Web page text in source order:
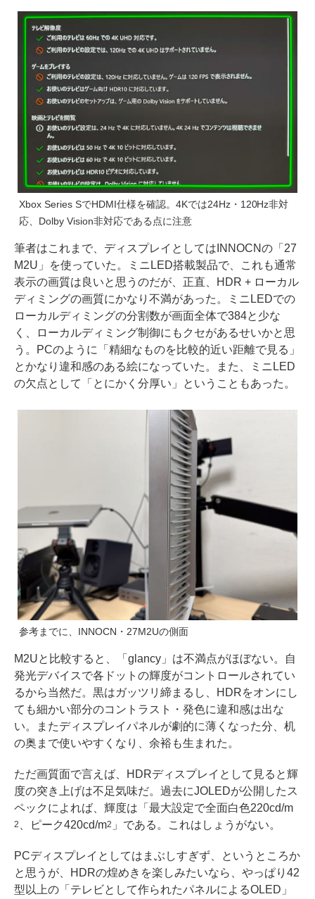
Xbox Series SでHDMI仕様を確認。4Kでは24Hz・120Hz非対
応、Dolby Vision非対応である点に注意
筆者はこれまで、ディスプレイとしてはINNOCNの「27
M2U」を使っていた。ミニLED搭載製品で、これも通常
表示の画質は良いと思うのだが、正直、HDR + ローカル
ディミングの画質にかなり不満があった。ミニLEDでの
ローカルディミングの分割数が画面全体で384と少な
く、ローカルディミング制御にもクセがあるせいかと思
う。PCのように「精細なものを比較的近い距離で見る」
とかなり違和感のある絵になっていた。また、ミニLED
の欠点として「とにかく分厚い」ということもあった。
参考までに、INNOCN・27M2Uの側面
M2Uと比較すると、「glancy」は不満点がほぼない。自
発光デバイスで各ドットの輝度がコントロールされてい
るから当然だ。黒はガッツリ締まるし、HDRをオンにし
ても細かい部分のコントラスト・発色に違和感は出な
い。またディスプレイパネルが劇的に薄くなった分、机
の奥まで使いやすくなり、余裕も生まれた。
ただ画質面で言えば、HDRディスプレイとして見ると輝
度の突き上げは不足気味だ。過去にJOLEDが公開したス
ペックによれば、輝度は「最大設定で全面白色220cd/m
2 、ピーク420cd/m2 」である。これはしょうがない。
PCディスプレイとしてはまぶしすぎず、というところか
と思うが、HDRの煌めきを楽しみたいなら、やっぱり42
型以上の「テレビとして作られたパネルによるOLED」